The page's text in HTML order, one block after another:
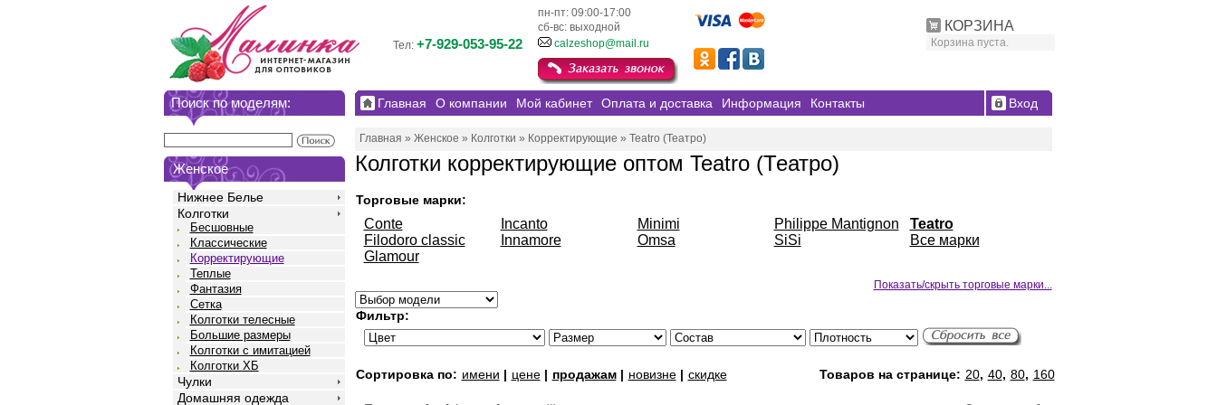
КОРЗИНА
Корзина пуста.
пн-пт: 09:00-17:00
сб-вс: выходной
Тел: +7-929-053-95-22 calzeshop@mail.ru
Поиск по моделям:
Женское
Нижнее Белье
Колготки
Бесшовные
Классические
Корректирующие
Теплые
Фантазия
Сетка
Колготки телесные
Большие размеры
Колготки с имитацией
Колготки ХБ
Чулки
Домашняя одежда
Главная О компании Мой кабинет Оплата и доставка Информация Контакты Вход
Главная » Женское » Колготки » Корректирующие » Teatro (Театро)
Колготки корректирующие оптом Teatro (Театро)
Торговые марки:
Conte
Filodoro classic
Glamour
Incanto
Innamore
Minimi
Omsa
Philippe Mantignon
SiSi
Teatro
Все марки
Показать/скрыть торговые марки...
Фильтр:
Сортировка по: имени | цене| продажам| новизне| скидке Товаров на странице: 20, 40, 80, 160